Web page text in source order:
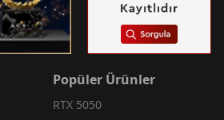
Popüler Ürünler
RTX 5050